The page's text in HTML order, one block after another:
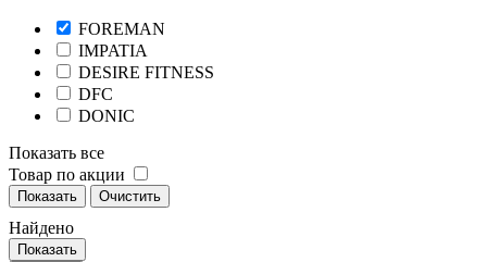
FOREMAN
IMPATIA
DESIRE FITNESS
DFC
DONIC
Показать все
Товар по акции
Показать Очистить
Найдено
Показать